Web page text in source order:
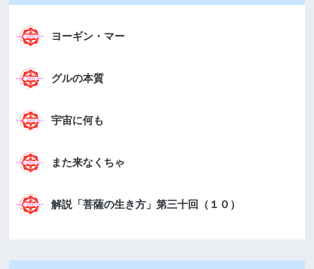
ヨーギン・マー
グルの本質
宇宙に何も
また来なくちゃ
解説「菩薩の生き方」第三十回（１０）